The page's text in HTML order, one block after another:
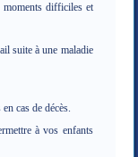
moments difficiles et
suite à une maladie
cas de décès.
à vos enfants